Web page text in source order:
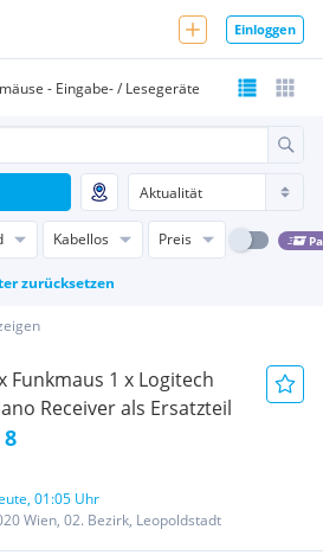
Einloggen
- Eingabe- / Lesegeräte
Kabellos Preis
zurücksetzen
Funkmaus 1 x Logitech
Receiver als Ersatzteil
01:05 Uhr
Wien, 02. Bezirk, Leopoldstadt